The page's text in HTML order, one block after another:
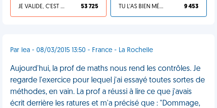
JE VALIDE, C'EST UNE VDM 53 725 TU L'AS BIEN MÉRITÉ 9 453
Par lea - 08/03/2015 13:50 - France - La Rochelle
Aujourd'hui, la prof de maths nous rend les contrôles. Je
regarde l'exercice pour lequel j'ai essayé toutes sortes de
méthodes, en vain. La prof a réussi à lire ce que j'avais
écrit derrière les ratures et m'a précisé que : "Dommage,